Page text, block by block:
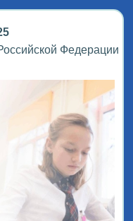
Федерации